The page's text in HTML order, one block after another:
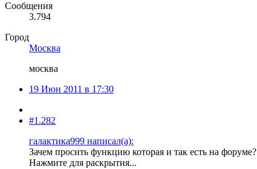
Сообщения
3.794
Город
Москва
москва
19 Июн 2011 в 17:30
#1.282
галактика999 написал(а):
Зачем просить функцию которая и так есть на форуме?
Нажмите для раскрытия...